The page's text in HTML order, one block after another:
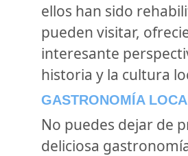
ellos han sido
pueden visitar,
interesante
historia y la cultura
GASTRONOMÍA
No puedes dejar de
deliciosa